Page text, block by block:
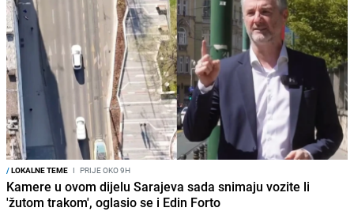
/LOKALNE TEME I PRIJE OKO 9H
Kamere u ovom dijelu Sarajeva sada snimaju vozite li
'žutom trakom', oglasio se i Edin Forto